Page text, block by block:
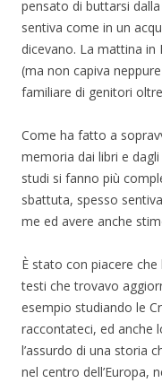
pensato di buttarsi
sentiva come in un
dicevano. La mattina in
(ma non capiva
familiare di genitori
Come ha fatto a
memoria dai libri e
studi si fanno più
sbattuta, spesso
me ed avere anche
È stato con piacere
testi che trovavo
esempio studiando le
raccontateci, ed anche
l’assurdo di una storia
nel centro dell’Europa,